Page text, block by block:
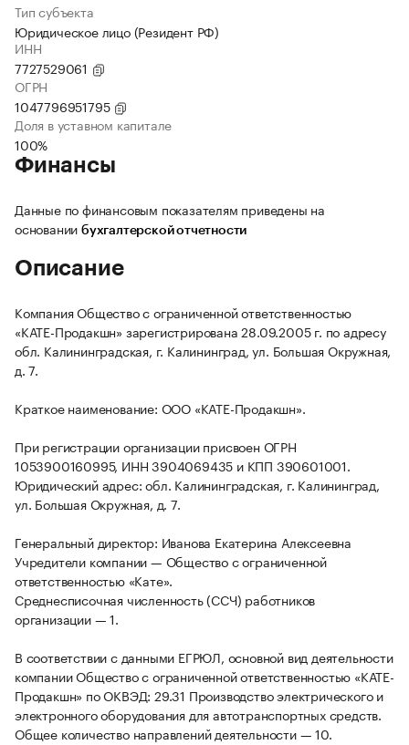
Тип субъекта
Юридическое лицо (Резидент РФ)
ИНН
7727529061
ОГРН
1047796951795
Доля в уставном капитале
100%
Финансы
Данные по финансовым показателям приведены на
основании бухгалтерской отчетности
Описание
Компания Общество с ограниченной ответственностью
«КАТЕ-Продакшн» зарегистрирована 28.09.2005 г. по адресу
обл. Калининградская, г. Калининград, ул. Большая Окружная,
д. 7.
Краткое наименование: ООО «КАТЕ-Продакшн».
При регистрации организации присвоен ОГРН
1053900160995, ИНН 3904069435 и КПП 390601001.
Юридический адрес: обл. Калининградская, г. Калининград,
ул. Большая Окружная, д. 7.
Генеральный директор: Иванова Екатерина Алексеевна
Учредители компании — Общество с ограниченной
ответственностью «Кате».
Среднесписочная численность (ССЧ) работников
организации — 1.
В соответствии с данными ЕГРЮЛ, основной вид деятельности
компании Общество с ограниченной ответственностью «КАТЕ-
Продакшн» по ОКВЭД: 29.31 Производство электрического и
электронного оборудования для автотранспортных средств.
Общее количество направлений деятельности — 10.